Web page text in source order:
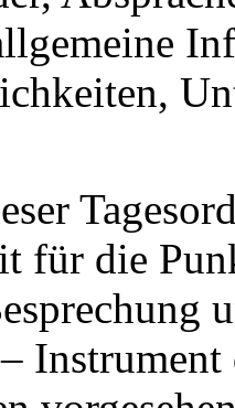
für die
Instrument